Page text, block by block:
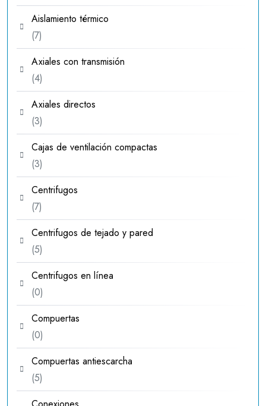
productos
Aislamiento térmico
77
productos
Axiales con transmisión
44
productos
Axiales directos
33
productos
Cajas de ventilación compactas
33
productos
Centrifugos
77
productos
Centrifugos de tejado y pared
55
productos
Centrifugos en línea
00
productos
Compuertas
00
productos
Compuertas antiescarcha
55
productos